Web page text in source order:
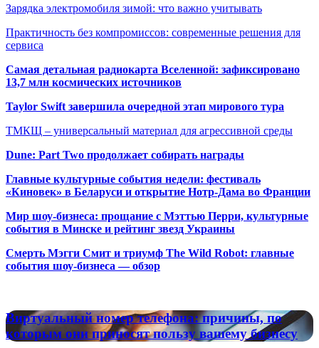
Зарядка электромобиля зимой: что важно учитывать
Практичность без компромиссов: современные решения для
сервиса
Самая детальная радиокарта Вселенной: зафиксировано
13,7 млн космических источников
Taylor Swift завершила очередной этап мирового тура
ТМКЩ – универсальный материал для агрессивной среды
Dune: Part Two продолжает собирать награды
Главные культурные события недели: фестиваль
«Киновек» в Беларуси и открытие Нотр-Дама во Франции
Мир шоу-бизнеса: прощание с Мэттью Перри, культурные
события в Минске и рейтинг звезд Украины
Смерть Мэгги Смит и триумф The Wild Robot: главные
события шоу-бизнеса — обзор
Виртуальный
номер
телефона:
Виртуальный номер телефона: причины, по
которым они приносят пользу вашему бизнесу